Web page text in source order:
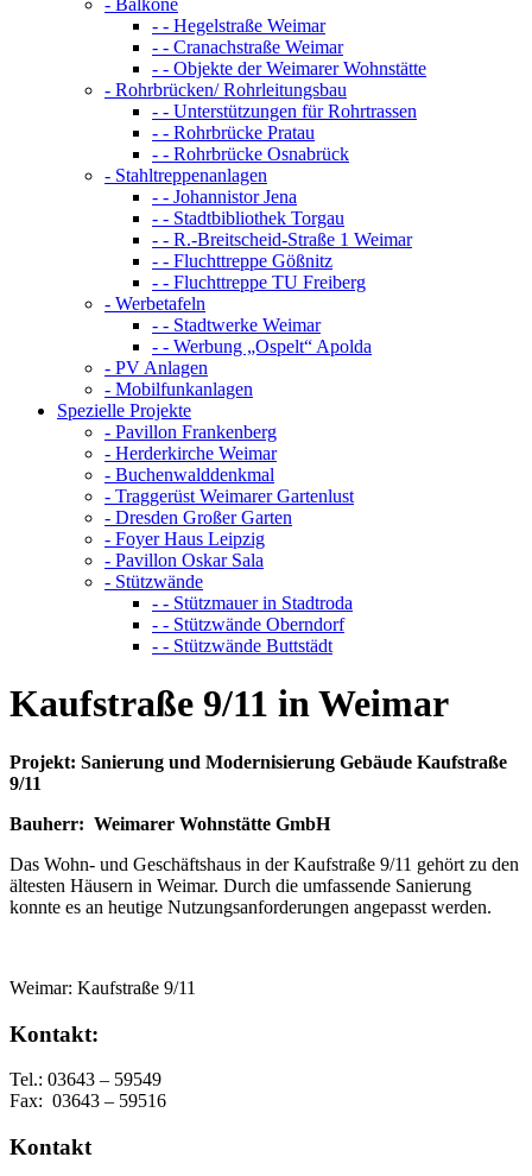
- Balkone
- - Hegelstraße Weimar
- - Cranachstraße Weimar
- - Objekte der Weimarer Wohnstätte
- Rohrbrücken/ Rohrleitungsbau
- - Unterstützungen für Rohrtrassen
- - Rohrbrücke Pratau
- - Rohrbrücke Osnabrück
- Stahltreppenanlagen
- - Johannistor Jena
- - Stadtbibliothek Torgau
- - R.-Breitscheid-Straße 1 Weimar
- - Fluchttreppe Gößnitz
- - Fluchttreppe TU Freiberg
- Werbetafeln
- - Stadtwerke Weimar
- - Werbung „Ospelt“ Apolda
- PV Anlagen
- Mobilfunkanlagen
Spezielle Projekte
- Pavillon Frankenberg
- Herderkirche Weimar
- Buchenwalddenkmal
- Traggerüst Weimarer Gartenlust
- Dresden Großer Garten
- Foyer Haus Leipzig
- Pavillon Oskar Sala
- Stützwände
- - Stützmauer in Stadtroda
- - Stützwände Oberndorf
- - Stützwände Buttstädt
Kaufstraße 9/11 in Weimar
Projekt: Sanierung und Modernisierung Gebäude Kaufstraße
9/11
Bauherr: Weimarer Wohnstätte GmbH
Das Wohn- und Geschäftshaus in der Kaufstraße 9/11 gehört zu den
ältesten Häusern in Weimar. Durch die umfassende Sanierung
konnte es an heutige Nutzungsanforderungen angepasst werden.
Weimar: Kaufstraße 9/11
Kontakt:
Tel.: 03643 – 59549
Fax: 03643 – 59516
Kontakt